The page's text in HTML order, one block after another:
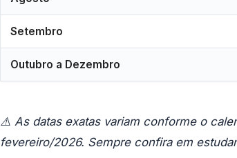
Setembro
Outubro a Dezembro
⚠️ As datas exatas variam conforme o
fevereiro/2026. Sempre confira em